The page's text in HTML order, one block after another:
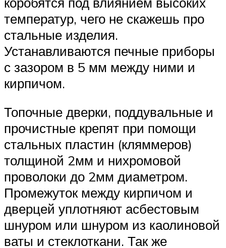
температур, чего не скажешь про
стальные изделия.
Устанавливаются печные приборы
с зазором в 5 мм между ними и
кирпичом.
Топочные дверки, поддувальные и
прочистные крепят при помощи
стальных пластин (кляммеров)
толщиной 2мм и нихромовой
проволоки до 2мм диаметром.
Промежуток между кирпичом и
дверцей уплотняют асбестовым
шнуром или шнуром из каолиновой
ваты и стеклоткани. Так же